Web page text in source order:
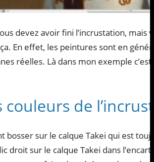
devez avoir fini l’incrustation, mais
En effet, les peintures sont en
réelles. Là dans mon exemple
couleurs de
bosser sur le calque Takei qui est
droit sur le calque Takei dans l’encart